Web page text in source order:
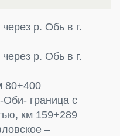
р. Обь в г.
р. Обь в г.
80+400
граница с
км 159+289
–